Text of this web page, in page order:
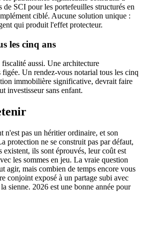
de SCI pour les portefeuilles structurés en
ciblé. Aucune solution unique :
qui produit l'effet protecteur.
les cinq ans
aussi. Une architecture
figée. Un rendez-vous notarial tous les cinq
immobilière significative, devrait faire
investisseur sans enfant.
n'est pas un héritier ordinaire, et son
protection ne se construit pas par défaut,
existent, ils sont éprouvés, leur coût est
les sommes en jeu. La vraie question
agir, mais combien de temps encore vous
conjoint exposé à un partage subi avec
sienne. 2026 est une bonne année pour